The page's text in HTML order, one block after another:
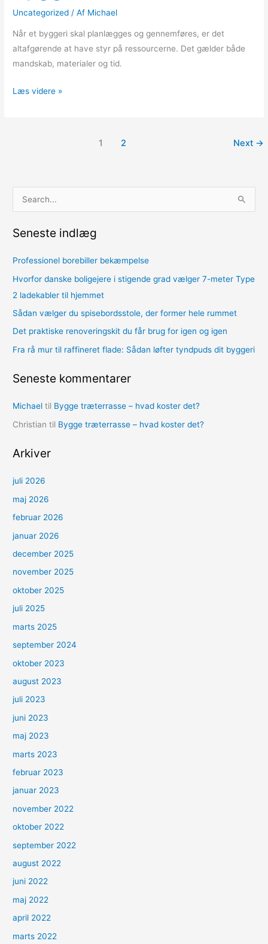
Uncategorized / Af Michael
Når et byggeri skal planlægges og gennemføres, er det
altafgørende at have styr på ressourcerne. Det gælder både
mandskab, materialer og tid.
Læs videre »
1 2 Next →
g
f
t
e
r
:
Seneste indlæg
Professionel borebiller bekæmpelse
Hvorfor danske boligejere i stigende grad vælger 7-meter Type
2 ladekabler til hjemmet
Sådan vælger du spisebordsstole, der former hele rummet
Det praktiske renoveringskit du får brug for igen og igen
Fra rå mur til raffineret flade: Sådan løfter tyndpuds dit byggeri
Seneste kommentarer
Michael til Bygge træterrasse – hvad koster det?
Christian til Bygge træterrasse – hvad koster det?
Arkiver
juli 2026
maj 2026
februar 2026
januar 2026
december 2025
november 2025
oktober 2025
juli 2025
marts 2025
september 2024
oktober 2023
august 2023
juli 2023
juni 2023
maj 2023
marts 2023
februar 2023
januar 2023
november 2022
oktober 2022
september 2022
august 2022
juni 2022
maj 2022
april 2022
marts 2022